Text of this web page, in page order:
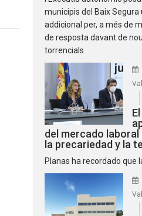
municipis del Baix
addicional per, a més de
de resposta davant de
torrencials
del mercado
la precariedad y la
Planas ha recordado que la